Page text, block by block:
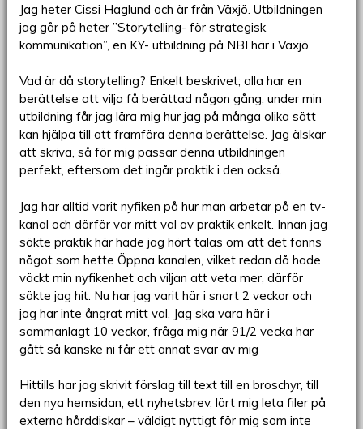
Jag heter Cissi Haglund och är från Växjö. Utbildningen
jag går på heter ”Storytelling- för strategisk
kommunikation”, en KY- utbildning på NBI här i Växjö.
Vad är då storytelling? Enkelt beskrivet; alla har en
berättelse att vilja få berättad någon gång, under min
utbildning får jag lära mig hur jag på många olika sätt
kan hjälpa till att framföra denna berättelse. Jag älskar
att skriva, så för mig passar denna utbildningen
perfekt, eftersom det ingår praktik i den också.
Jag har alltid varit nyfiken på hur man arbetar på en tv-
kanal och därför var mitt val av praktik enkelt. Innan jag
sökte praktik här hade jag hört talas om att det fanns
något som hette Öppna kanalen, vilket redan då hade
väckt min nyfikenhet och viljan att veta mer, därför
sökte jag hit. Nu har jag varit här i snart 2 veckor och
jag har inte ångrat mitt val. Jag ska vara här i
sammanlagt 10 veckor, fråga mig när 91/2 vecka har
gått så kanske ni får ett annat svar av mig
Hittills har jag skrivit förslag till text till en broschyr, till
den nya hemsidan, ett nyhetsbrev, lärt mig leta filer på
externa hårddiskar – väldigt nyttigt för mig som inte